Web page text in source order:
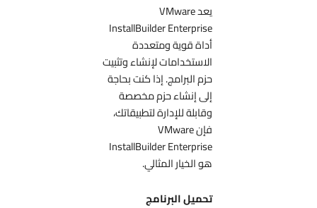
يعد VMware
InstallBuilder Enterprise
أداة قوية ومتعددة
الاستخدامات لإنشاء وتثبيت
حزم البرامج. إذا كنت بحاجة
إلى إنشاء حزم مخصصة
وقابلة للإدارة لتطبيقاتك،
فإن VMware
InstallBuilder Enterprise
هو الخيار المثالي.
تحميل البرنامج